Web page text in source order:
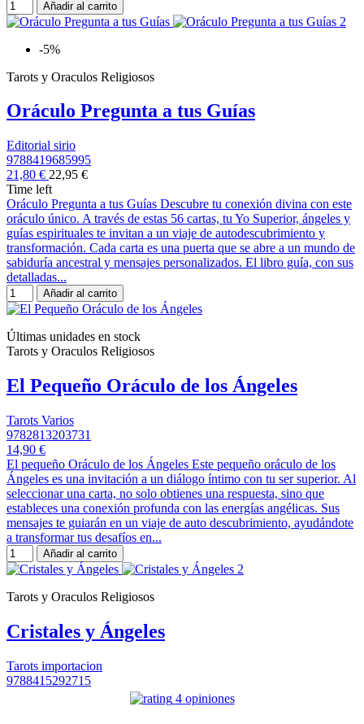
Añadir al carrito
-5%
Tarots y Oraculos Religiosos
Oráculo Pregunta a tus Guías
Editorial sirio
9788419685995
21,80 € 22,95 €
Time left
Oráculo Pregunta a tus Guías Descubre tu conexión divina con este
oráculo único. A través de estas 56 cartas, tu Yo Superior, ángeles y
guías espirituales te invitan a un viaje de autodescubrimiento y
transformación. Cada carta es una puerta que se abre a un mundo de
sabiduría ancestral y mensajes personalizados. El libro guía, con sus
detalladas...
Añadir al carrito
Últimas unidades en stock
Tarots y Oraculos Religiosos
El Pequeño Oráculo de los Ángeles
Tarots Varios
9782813203731
14,90 €
El pequeño Oráculo de los Ángeles Este pequeño oráculo de los
Ángeles es una invitación a un diálogo íntimo con tu ser superior. Al
seleccionar una carta, no solo obtienes una respuesta, sino que
estableces una conexión profunda con las energías angélicas. Sus
mensajes te guiarán en un viaje de auto descubrimiento, ayudándote
a transformar tus desafíos en...
Añadir al carrito
Tarots y Oraculos Religiosos
Cristales y Ángeles
Tarots importacion
9788415292715
4 opiniones